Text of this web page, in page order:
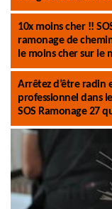
10x moins cher !!
ramonage de
le moins cher sur le
Arrêtez d’être radin
professionnel dans
SOS Ramonage 27